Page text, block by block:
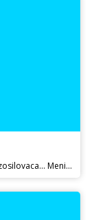
Predam subwoofer H.K.,je po vybrati koncoveho zosilovaca... Menic je v super stave. Vhodny na prestavbu alebo nahradu zosika za iny... Predavam z casovych dovodov...